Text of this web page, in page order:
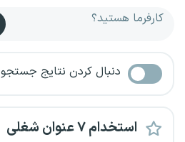
کارفرما هستید؟
دنبال کردن نتایج جستجو
استخدام ۷ عنوان شغلی